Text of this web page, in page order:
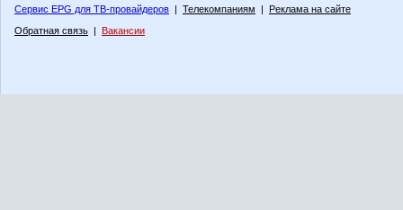
Сервис EPG для ТВ-провайдеров | Телекомпаниям | Реклама на сайте
Обратная связь | Вакансии